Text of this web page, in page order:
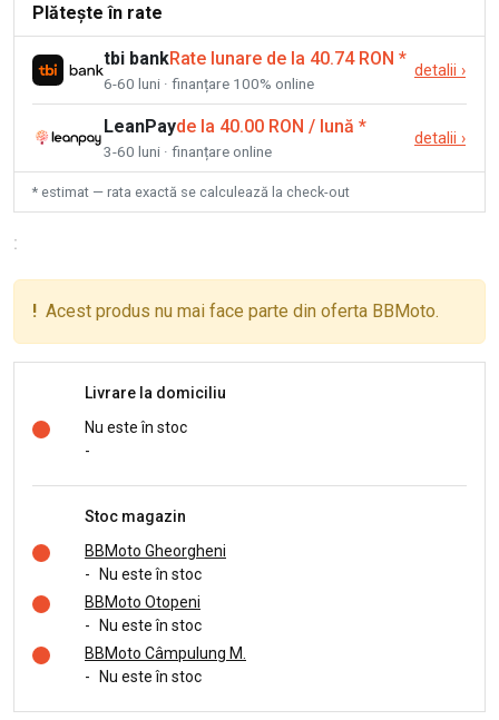
Plătește în rate
tbi bankRate lunare de la 40.74 RON *
6-60 luni · finanțare 100% online
detalii ›
LeanPayde la 40.00 RON / lună *
3-60 luni · finanțare online
detalii ›
* estimat — rata exactă se calculează la check-out
:
! Acest produs nu mai face parte din oferta BBMoto.
Livrare la domiciliu
Nu este în stoc
-
Stoc magazin
BBMoto Gheorgheni
- Nu este în stoc
BBMoto Otopeni
- Nu este în stoc
BBMoto Câmpulung M.
- Nu este în stoc